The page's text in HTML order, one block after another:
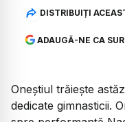
DISTRIBUIȚI
ADAUGĂ-NE CA
Oneștiul trăiește
dedicate gimnasticii.